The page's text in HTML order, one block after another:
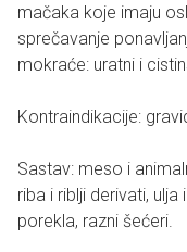
mačaka koje imaju
sprečavanje
mokraće: uratni i
Kontraindikacije:
Sastav: meso i
riba i riblji derivati,
porekla, razni šećeri.